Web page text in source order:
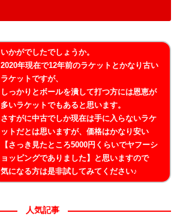
いかがでしたでしょうか。
2020年現在で12年前のラケットとかなり古い
ラケットですが、
しっかりとボールを潰して打つ方には恩恵が
多いラケットでもあると思います。
さすがに中古でしか現在は手に入らないラケ
ットだとは思いますが、価格はかなり安い
【さっき見たところ5000円くらいでヤフーシ
ョッピングでありました】と思いますので
気になる方は是非試してみてください♪
人気記事